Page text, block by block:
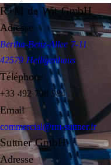
R+M de Wit GmbH
Adresse
Bertha-Benz-Allee 7-11
42579 Heiligenhaus
Téléphone
+33 492 798 984
Email
commercial@rm-suttner.fr
Suttner GmbH
Adresse